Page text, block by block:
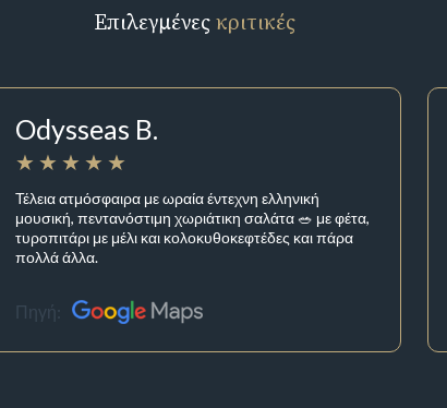
Επιλεγμένεςκριτικές
Odysseas B.
Τέλεια ατμόσφαιρα με ωραία έντεχνη ελληνική
μουσική, πεντανόστιμη χωριάτικη σαλάτα 🥗 με φέτα,
τυροπιτάρι με μέλι και κολοκυθοκεφτέδες και πάρα
πολλά άλλα.
Πηγή: